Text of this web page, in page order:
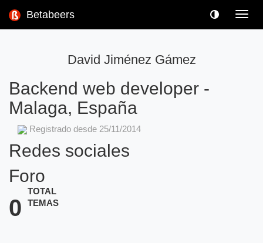
Betabeers
David Jiménez Gámez
Backend web developer -
Malaga, España
Registrado desde 25/11/2014
Redes sociales
Foro
0
TOTAL
TEMAS